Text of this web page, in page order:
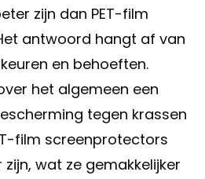
zijn dan PET-film
antwoord hangt af van
en behoeften.
het algemeen een
tegen krassen
film screenprotectors
wat ze gemakkelijker